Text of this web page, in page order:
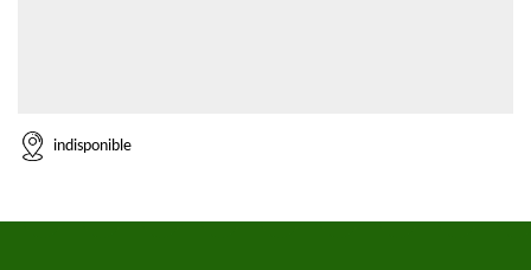
indisponible